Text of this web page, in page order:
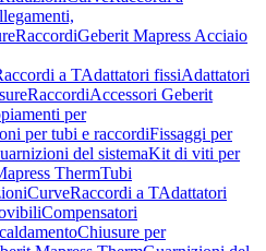
RaccordiGeberit Mapress Acciaio
a TAdattatori fissiAdattatori
RaccordiAccessori Geberit
per
per tubi e raccordiFissaggi per
del sistemaKit di viti per
ThermTubi
CurveRaccordi a TAdattatori
Compensatori
Chiusure per